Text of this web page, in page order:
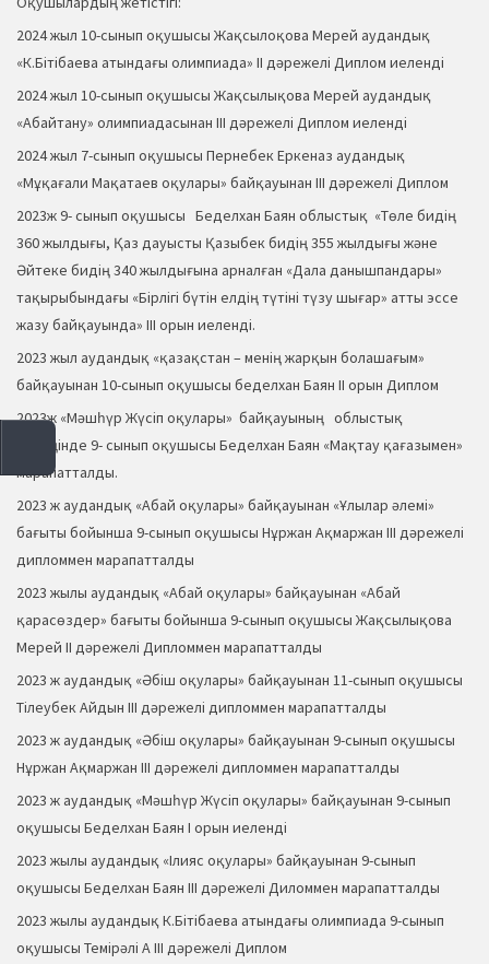
2024 жыл 10-сынып оқушысы Жақсылоқова Мерей аудандық
«К.Бітібаева атындағы олимпиада» ІІ дәрежелі Диплом иеленді
2024 жыл 10-сынып оқушысы Жақсылықова Мерей аудандық
«Абайтану» олимпиадасынан ІІІ дәрежелі Диплом иеленді
2024 жыл 7-сынып оқушысы Пернебек Еркеназ аудандық
«Мұқағали Мақатаев оқулары» байқауынан ІІІ дәрежелі Диплом
2023ж 9- сынып оқушысы Беделхан Баян облыстық «Төле бидің
360 жылдығы, Қаз дауысты Қазыбек бидің 355 жылдығы және
Әйтеке бидің 340 жылдығына арналған «Дала данышпандары»
тақырыбындағы «Бірлігі бүтін елдің түтіні түзу шығар» атты эссе
жазу байқауында» IІІ орын иеленді.
2023 жыл аудандық «қазақстан – менің жарқын болашағым»
байқауынан 10-сынып оқушысы беделхан Баян ІІ орын Диплом
2023ж «Мәшһүр Жүсіп оқулары» байқауының облыстық
кезеңінде 9- сынып оқушысы Беделхан Баян «Мақтау қағазымен»
марапатталды.
2023 ж аудандық «Абай оқулары» байқауынан «Ұлылар әлемі»
бағыты бойынша 9-сынып оқушысы Нұржан Ақмаржан ІІІ дәрежелі
дипломмен марапатталды
2023 жылы аудандық «Абай оқулары» байқауынан «Абай
қарасөздер» бағыты бойынша 9-сынып оқушысы Жақсылықова
Мерей ІІ дәрежелі Дипломмен марапатталды
2023 ж аудандық «Әбіш оқулары» байқауынан 11-сынып оқушысы
Тілеубек Айдын ІІІ дәрежелі дипломмен марапатталды
2023 ж аудандық «Әбіш оқулары» байқауынан 9-сынып оқушысы
Нұржан Ақмаржан ІІІ дәрежелі дипломмен марапатталды
2023 ж аудандық «Мәшһүр Жүсіп оқулары» байқауынан 9-сынып
оқушысы Беделхан Баян І орын иеленді
2023 жылы аудандық «Ілияс оқулары» байқауынан 9-сынып
оқушысы Беделхан Баян ІІІ дәрежелі Диломмен марапатталды
2023 жылы аудандық К.Бітібаева атындағы олимпиада 9-сынып
оқушысы Темірәлі А ІІІ дәрежелі Диплом